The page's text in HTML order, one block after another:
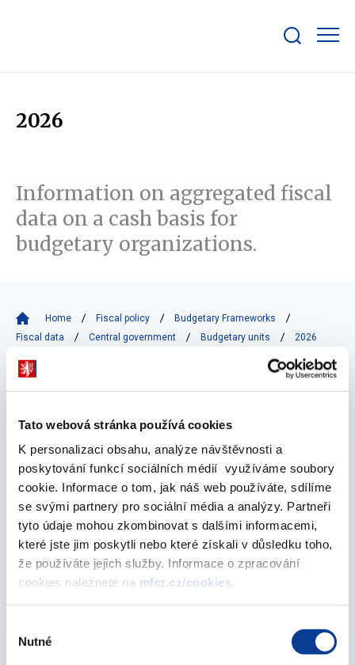
Tato webová stránka používá cookies
K personalizaci obsahu, analýze návštěvnosti a
poskytování funkcí sociálních médií využíváme soubory
cookie. Informace o tom, jak náš web používáte, sdílíme
se svými partnery pro sociální média a analýzy. Partneři
tyto údaje mohou zkombinovat s dalšími informacemi,
které jste jim poskytli nebo které získali v důsledku toho,
že používáte jejich služby. Informace o zpracování
cookies naleznete na mfcr.cz/cookies.
souhlasu
Nutné
bar
2026
Information on aggregated fiscal
data on a cash basis for
budgetary organizations.
Home Fiscal policy
Budgetary Frameworks
Fiscal data
Central government Budgetary units 2026
July 2026
Statement of sources and uses of cash –
budgetary organizations (monthly)
Vyberte